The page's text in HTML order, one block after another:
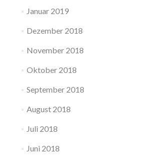
Januar 2019
Dezember 2018
November 2018
Oktober 2018
September 2018
August 2018
Juli 2018
Juni 2018